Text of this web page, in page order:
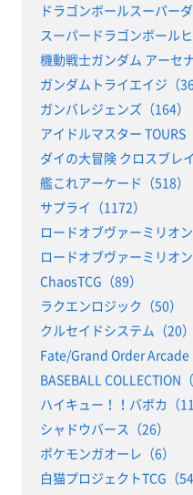
ドラゴンボールスーパー
スーパードラゴンボール
機動戦士ガンダム アーセ
ガンダムトライエイジ（36
ガンバレジェンズ（164）
アイドルマスター TOURS
ダイの大冒険 クロスブレ
艦これアーケード（518）
サプライ（1172）
ロードオブヴァーミリオ
ロードオブヴァーミリオ
ChaosTCG（89）
ラクエンロジック（50）
クルセイドシステム（20）
Fate/Grand Order Arcade
BASEBALL COLLECTION（
ハイキュー！！バボカ（11
シャドウバース（26）
ポケモンガオーレ（6）
白猫プロジェクトTCG（54